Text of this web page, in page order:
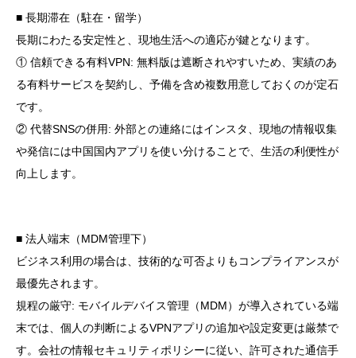
■ 長期滞在（駐在・留学）
長期にわたる安定性と、現地生活への適応が鍵となります。
① 信頼できる有料VPN: 無料版は遮断されやすいため、実績のあ
る有料サービスを契約し、予備を含め複数用意しておくのが定石
です。
② 代替SNSの併用: 外部との連絡にはインスタ、現地の情報収集
や発信には中国国内アプリを使い分けることで、生活の利便性が
向上します。
■ 法人端末（MDM管理下）
ビジネス利用の場合は、技術的な可否よりもコンプライアンスが
最優先されます。
規程の厳守: モバイルデバイス管理（MDM）が導入されている端
末では、個人の判断によるVPNアプリの追加や設定変更は厳禁で
す。会社の情報セキュリティポリシーに従い、許可された通信手